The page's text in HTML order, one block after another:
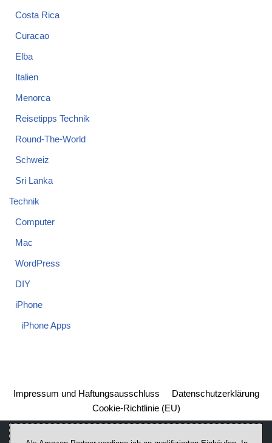
Costa Rica
Curacao
Elba
Italien
Menorca
Reisetipps Technik
Round-The-World
Schweiz
Sri Lanka
Technik
Computer
Mac
WordPress
DIY
iPhone
iPhone Apps
Impressum und Haftungsausschluss
Datenschutzerklärung
Cookie-Richtlinie (EU)